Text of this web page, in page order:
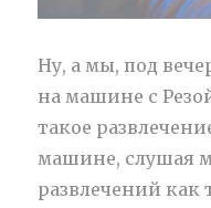
Ну, а мы, под
на машине с
такое
машине, слушая
развлечений как